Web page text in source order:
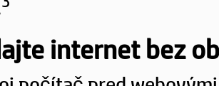
internet bez